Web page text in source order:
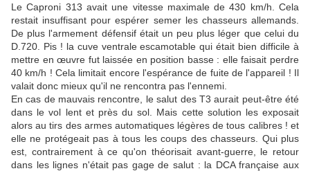
Le Caproni 313 avait une vitesse maximale de 430 km/h. Cela
restait insuffisant pour espérer semer les chasseurs allemands.
De plus l'armement défensif était un peu plus léger que celui du
D.720. Pis ! la cuve ventrale escamotable qui était bien difficile à
mettre en œuvre fut laissée en position basse : elle faisait perdre
40 km/h ! Cela limitait encore l'espérance de fuite de l'appareil ! Il
valait donc mieux qu'il ne rencontra pas l'ennemi.
En cas de mauvais rencontre, le salut des T3 aurait peut-être été
dans le vol lent et près du sol. Mais cette solution les exposait
alors au tirs des armes automatiques légères de tous calibres ! et
elle ne protégeait pas à tous les coups des chasseurs. Qui plus
est, contrairement à ce qu'on théorisait avant-guerre, le retour
dans les lignes n'était pas gage de salut : la DCA française aux